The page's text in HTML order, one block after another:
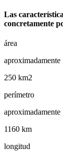
Las
concretamente
área
aproximadamente
250 km2
perímetro
aproximadamente
1160 km
longitud